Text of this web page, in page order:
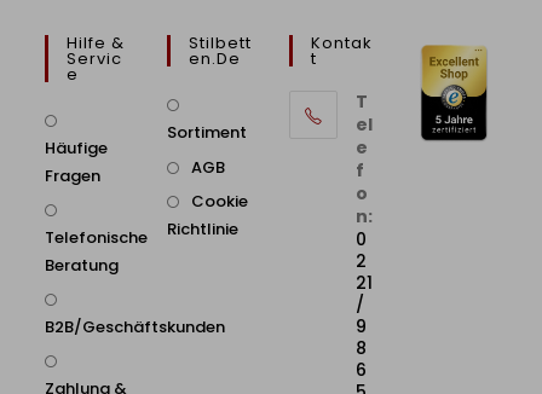
Hilfe &
Servic
E
Häufige
Fragen
Telefonische
Beratung
B2B/Geschäftskunden
Zahlung &
Stilbett
En.de
Sortiment
AGB
Cookie
Richtlinie
Kontak
T
T
el
e
f
o
n:
0
2
21
/
9
8
6